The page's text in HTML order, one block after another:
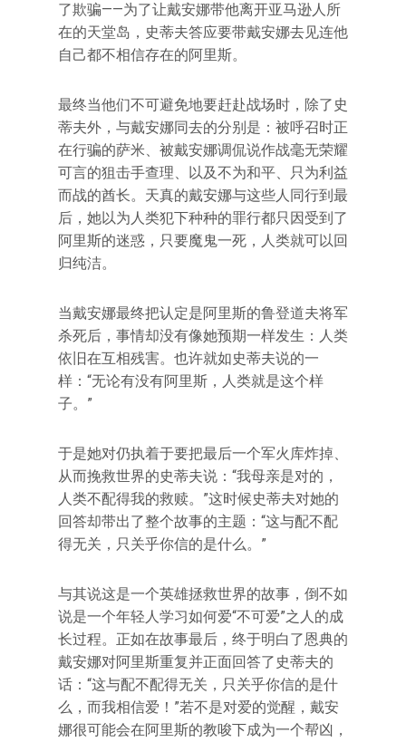
了欺骗——为了让戴安娜带他离开亚马逊人所
在的天堂岛，史蒂夫答应要带戴安娜去见连他
自己都不相信存在的阿里斯。
最终当他们不可避免地要赶赴战场时，除了史
蒂夫外，与戴安娜同去的分别是：被呼召时正
在行骗的萨米、被戴安娜调侃说作战毫无荣耀
可言的狙击手查理、以及不为和平、只为利益
而战的酋长。天真的戴安娜与这些人同行到最
后，她以为人类犯下种种的罪行都只因受到了
阿里斯的迷惑，只要魔鬼一死，人类就可以回
归纯洁。
当戴安娜最终把认定是阿里斯的鲁登道夫将军
杀死后，事情却没有像她预期一样发生：人类
依旧在互相残害。也许就如史蒂夫说的一
样：“无论有没有阿里斯，人类就是这个样
子。”
于是她对仍执着于要把最后一个军火库炸掉、
从而挽救世界的史蒂夫说：“我母亲是对的，
人类不配得我的救赎。”这时候史蒂夫对她的
回答却带出了整个故事的主题：“这与配不配
得无关，只关乎你信的是什么。”
与其说这是一个英雄拯救世界的故事，倒不如
说是一个年轻人学习如何爱“不可爱”之人的成
长过程。正如在故事最后，终于明白了恩典的
戴安娜对阿里斯重复并正面回答了史蒂夫的
话：“这与配不配得无关，只关乎你信的是什
么，而我相信爱！”若不是对爱的觉醒，戴安
娜很可能会在阿里斯的教唆下成为一个帮凶，